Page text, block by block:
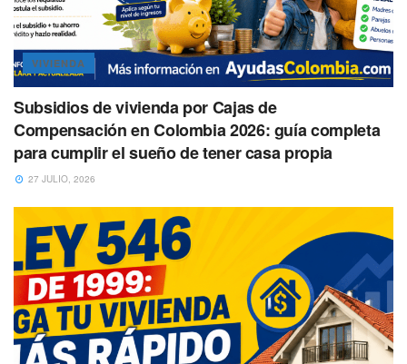
VIVIENDA
Subsidios de vivienda por Cajas de
Compensación en Colombia 2026: guía completa
para cumplir el sueño de tener casa propia
27 JULIO, 2026